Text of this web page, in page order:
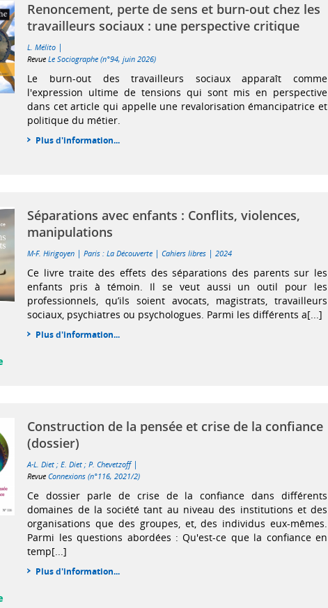
Renoncement, perte de sens et burn-out chez les
travailleurs sociaux : une perspective critique
L. Mélito |
RevueLe Sociographe (n°94, juin 2026)
Le burn-out des travailleurs sociaux apparaît comme
l'expression ultime de tensions qui sont mis en perspective
dans cet article qui appelle une revalorisation émancipatrice et
politique du métier.
Plus d'information...
Séparations avec enfants : Conflits, violences,
manipulations
M-F. Hirigoyen |Paris : La Découverte |Cahiers libres |2024
Ce livre traite des effets des séparations des parents sur les
enfants pris à témoin. Il se veut aussi un outil pour les
professionnels, qu’ils soient avocats, magistrats, travailleurs
sociaux, psychiatres ou psychologues. Parmi les différents a[...]
Plus d'information...
Construction de la pensée et crise de la confiance
(dossier)
A-L. Diet ;E. Diet ;P. Chevetzoff |
RevueConnexions (n°116, 2021/2)
Ce dossier parle de crise de la confiance dans différents
domaines de la société tant au niveau des institutions et des
organisations que des groupes, et, des individus eux-mêmes.
Parmi les questions abordées : Qu'est-ce que la confiance en
temp[...]
Plus d'information...